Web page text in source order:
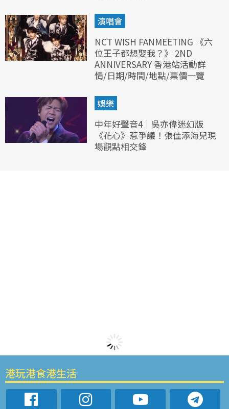
演唱會
NCT WISH FANMEETING 《六
位王子都想娶我？》 2ND
ANNIVERSARY 香港站活動詳
情/日期/時間/地點/票價一覽
娛樂
中年好聲音4｜吳亦偉迷幻版
《花心》惹爭議！張佳添海兒現
場觀點相交鋒
港玩港食港生活